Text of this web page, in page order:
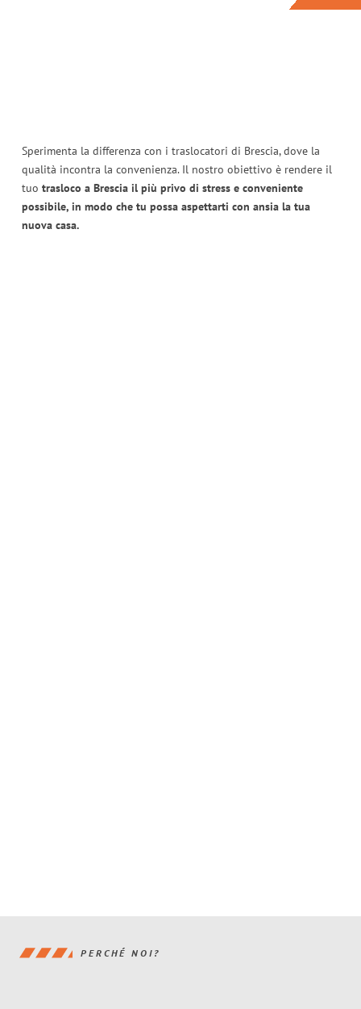
Sperimenta la differenza con i traslocatori di Brescia, dove la
qualità incontra la convenienza. Il nostro obiettivo è rendere il
tuo trasloco a Brescia il più privo di stress e conveniente
possibile, in modo che tu possa aspettarti con ansia la tua
nuova casa.
PERCHÉ NOI?